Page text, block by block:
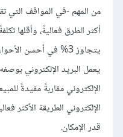
من المهم -في المواقف التي
أكثر الطرق فعاليةً، وأقلها
يتجاوز 3% في أحسن
يعمل البريد الإلكتروني
الإلكتروني مقاربةً مفيدةً
قدر الإمكان.